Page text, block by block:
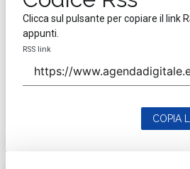
Clicca sul pulsante per copiare il link
appunti.
RSS link
COPIA